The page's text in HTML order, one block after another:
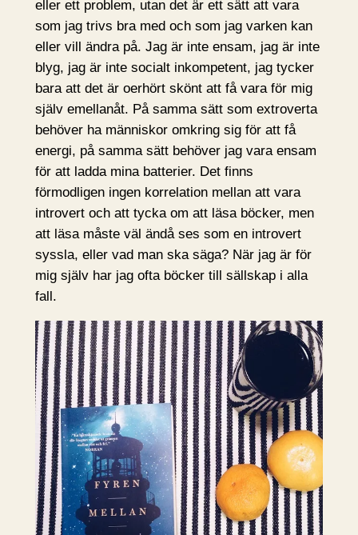
eller ett problem, utan det är ett sätt att vara
som jag trivs bra med och som jag varken kan
eller vill ändra på. Jag är inte ensam, jag är inte
blyg, jag är inte socialt inkompetent, jag tycker
bara att det är oerhört skönt att få vara för mig
själv emellanåt. På samma sätt som extroverta
behöver ha människor omkring sig för att få
energi, på samma sätt behöver jag vara ensam
för att ladda mina batterier. Det finns
förmodligen ingen korrelation mellan att vara
introvert och att tycka om att läsa böcker, men
att läsa måste väl ändå ses som en introvert
syssla, eller vad man ska säga? När jag är för
mig själv har jag ofta böcker till sällskap i alla
fall.